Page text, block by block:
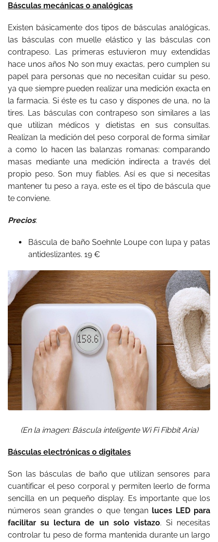
Básculas mecánicas o analógicas
Existen básicamente dos tipos de básculas analógicas,
las básculas con muelle elástico y las básculas con
contrapeso. Las primeras estuvieron muy extendidas
hace unos años No son muy exactas, pero cumplen su
papel para personas que no necesitan cuidar su peso,
ya que siempre pueden realizar una medición exacta en
la farmacia. Si éste es tu caso y dispones de una, no la
tires. Las básculas con contrapeso son similares a las
que utilizan médicos y dietistas en sus consultas.
Realizan la medición del peso corporal de forma similar
a como lo hacen las balanzas romanas: comparando
masas mediante una medición indirecta a través del
propio peso. Son muy fiables. Así es que si necesitas
mantener tu peso a raya, este es el tipo de báscula que
te conviene.
Precios:
Báscula de baño Soehnle Loupe con lupa y patas
antideslizantes. 19 €
(En la imagen: Báscula inteligente Wi Fi Fibbit Aria)
Básculas electrónicas o digitales
Son las básculas de baño que utilizan sensores para
cuantificar el peso corporal y permiten leerlo de forma
sencilla en un pequeño display. Es importante que los
números sean grandes o que tenganluces LED para
facilitar su lectura de un solo vistazo. Si necesitas
controlar tu peso de forma mantenida durante un largo